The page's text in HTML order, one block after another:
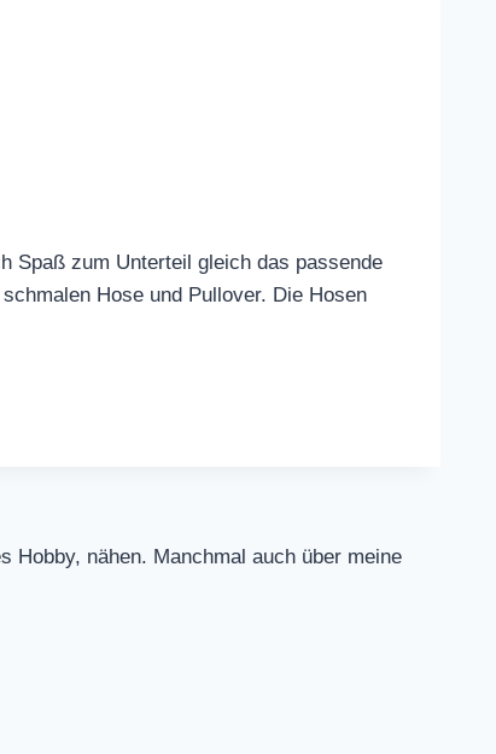
Spaß zum Unterteil gleich das passende
Hose und Pullover. Die Hosen
Hobby, nähen. Manchmal auch über meine